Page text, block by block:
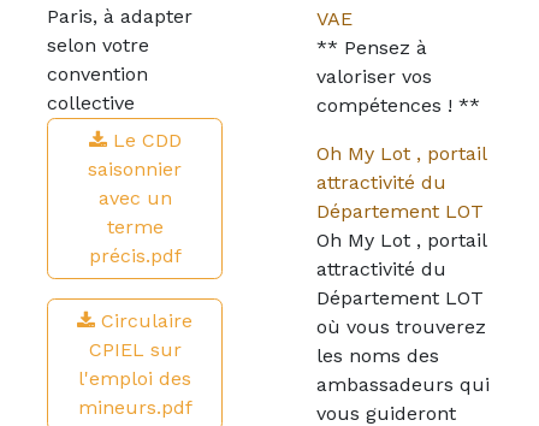
Paris, à adapter
selon votre
convention
collective
Le CDD
saisonnier
avec un
terme
précis.pdf
Circulaire
CPIEL sur
l'emploi des
mineurs.pdf
VAE
** Pensez à
valoriser vos
compétences ! **
Oh My Lot , portail
attractivité du
Département LOT
Oh My Lot , portail
attractivité du
Département LOT
où vous trouverez
les noms des
ambassadeurs qui
vous guideront